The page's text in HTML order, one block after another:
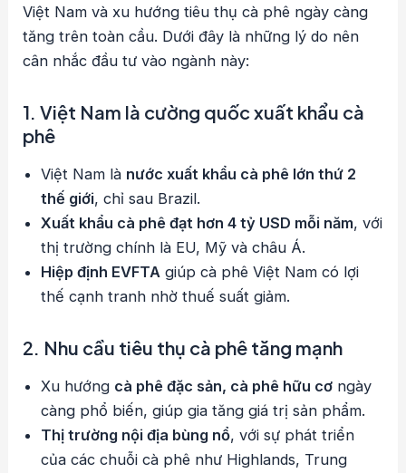
Việt Nam và xu hướng tiêu thụ cà phê ngày càng
tăng trên toàn cầu. Dưới đây là những lý do nên
cân nhắc đầu tư vào ngành này:
1. Việt Nam là cường quốc xuất khẩu cà
phê
Việt Nam là nước xuất khẩu cà phê lớn thứ 2
thế giới, chỉ sau Brazil.
Xuất khẩu cà phê đạt hơn 4 tỷ USD mỗi năm, với
thị trường chính là EU, Mỹ và châu Á.
Hiệp định EVFTA giúp cà phê Việt Nam có lợi
thế cạnh tranh nhờ thuế suất giảm.
2. Nhu cầu tiêu thụ cà phê tăng mạnh
Xu hướng cà phê đặc sản, cà phê hữu cơ ngày
càng phổ biến, giúp gia tăng giá trị sản phẩm.
Thị trường nội địa bùng nổ, với sự phát triển
của các chuỗi cà phê như Highlands, Trung